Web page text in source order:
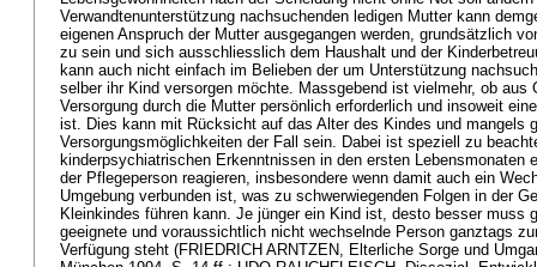
Verwandtenunterstützung nachsuchenden ledigen Mutter kann
eigenen Anspruch der Mutter ausgegangen werden, grundsätzlich
zu sein und sich ausschliesslich dem Haushalt und der
kann auch nicht einfach im Belieben der um Unterstützung
selber ihr Kind versorgen möchte. Massgebend ist vielmehr, ob aus
Versorgung durch die Mutter persönlich erforderlich und insoweit
ist. Dies kann mit Rücksicht auf das Alter des Kindes und mangels
Versorgungsmöglichkeiten der Fall sein. Dabei ist speziell zu
kinderpsychiatrischen Erkenntnissen in den ersten Lebensmonaten
der Pflegeperson reagieren, insbesondere wenn damit auch ein
Umgebung verbunden ist, was zu schwerwiegenden Folgen in der
Kleinkindes führen kann. Je jünger ein Kind ist, desto besser muss
geeignete und voraussichtlich nicht wechselnde Person ganztags
Verfügung steht (FRIEDRICH ARNTZEN, Elterliche Sorge und